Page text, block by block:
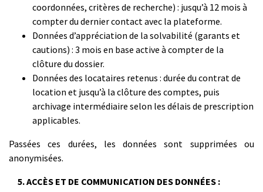
coordonnées, critères de recherche) : jusqu’à 12 mois à
compter du dernier contact avec la plateforme.
Données d’appréciation de la solvabilité (garants et
cautions) : 3 mois en base active à compter de la
clôture du dossier.
Données des locataires retenus : durée du contrat de
location et jusqu’à la clôture des comptes, puis
archivage intermédiaire selon les délais de prescription
applicables.
Passées ces durées, les données sont supprimées ou
anonymisées.
5. ACCÈS ET DE COMMUNICATION DES DONNÉES :